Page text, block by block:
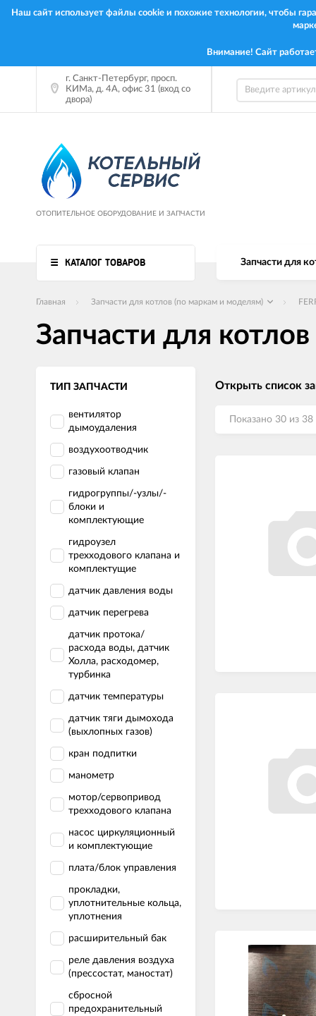
Наш сайт использует файлы cookie и похожие технологии, чтобы
Внимание! Сайт
г. Санкт-Петербург, просп.
КИМа, д. 4А, офис 31 (вход со
двора)
ОТОПИТЕЛЬНОЕ ОБОРУДОВАНИЕ И ЗАПЧАСТИ
КАТАЛОГ ТОВАРОВ Запчасти для
Главная Запчасти для котлов (по маркам и моделям)
Запчасти для
ТИП ЗАПЧАСТИ
вентилятор
дымоудаления
воздухоотводчик
газовый клапан
гидрогруппы/-узлы/-
блоки и
комплектующие
гидроузел
трехходового клапана и
комплектущие
датчик давления воды
датчик перегрева
датчик протока/
расхода воды, датчик
Холла, расходомер,
турбинка
датчик температуры
датчик тяги дымохода
(выхлопных газов)
кран подпитки
манометр
мотор/сервопривод
трехходового клапана
насос циркуляционный
и комплектующие
плата/блок управления
прокладки,
уплотнительные кольца,
уплотнения
расширительный бак
реле давления воздуха
(прессостат, маностат)
сбросной
предохранительный
Открыть список
Показано 30 из 38